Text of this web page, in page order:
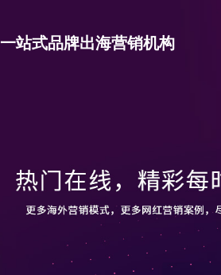
一站式品牌出海营销机构